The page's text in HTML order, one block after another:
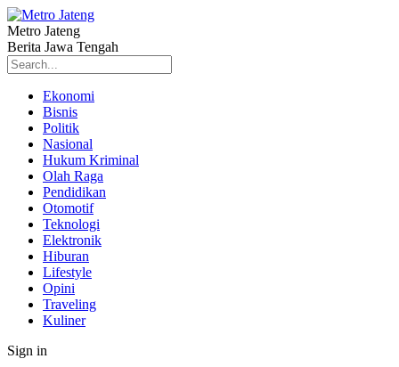
Metro Jateng
Berita Jawa Tengah
Ekonomi
Bisnis
Politik
Nasional
Hukum Kriminal
Olah Raga
Pendidikan
Otomotif
Teknologi
Elektronik
Hiburan
Lifestyle
Opini
Traveling
Kuliner
Sign in